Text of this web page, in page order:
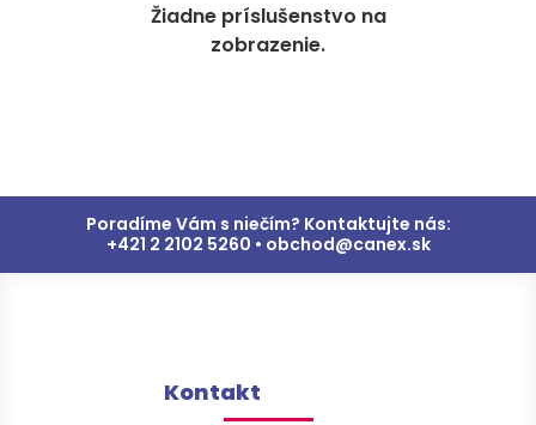
Žiadne príslušenstvo na
zobrazenie.
Poradíme Vám s niečím? Kontaktujte nás:
+421 2 2102 5260 • obchod@canex.sk
Kontakt